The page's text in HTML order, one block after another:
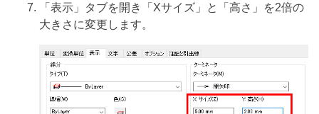
「表示」タブを開き「Xサイズ」と「高さ」を2倍の
大きさに変更します。